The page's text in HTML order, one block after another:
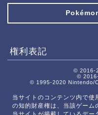
権利表記
© 2016-
©
© 1995-2020 Nintendo/
当サイトのコンテンツ内で
の知的財産権は、当該ゲーム